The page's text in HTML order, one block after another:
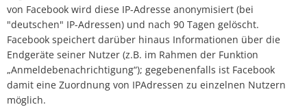
von Facebook wird diese IP-Adresse anonymisiert (bei
"deutschen" IP-Adressen) und nach 90 Tagen gelöscht.
Facebook speichert darüber hinaus Informationen über die
Endgeräte seiner Nutzer (z.B. im Rahmen der Funktion
„Anmeldebenachrichtigung“); gegebenenfalls ist Facebook
damit eine Zuordnung von IPAdressen zu einzelnen Nutzern
möglich.